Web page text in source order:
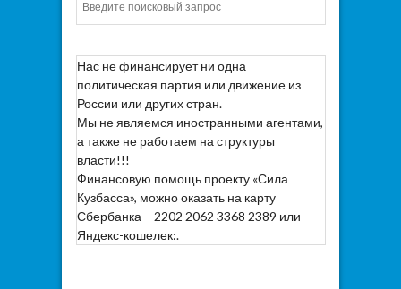
Нас не финансирует ни одна
политическая партия или движение из
России или других стран.
Мы не являемся иностранными агентами,
а также не работаем на структуры
власти!!!
Финансовую помощь проекту «Сила
Кузбасса», можно оказать на карту
Сбербанка – 2202 2062 3368 2389 или
Яндекс-кошелек:.